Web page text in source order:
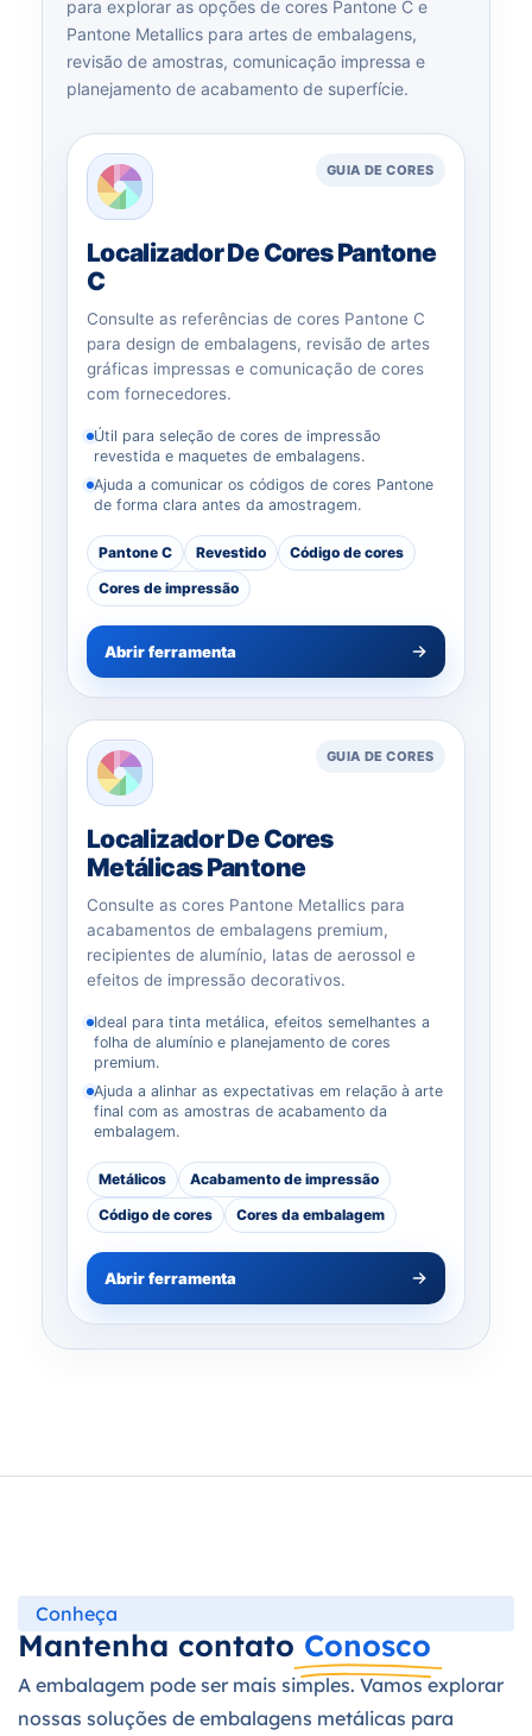
para explorar as opções de cores Pantone C e
Pantone Metallics para artes de embalagens,
revisão de amostras, comunicação impressa e
planejamento de acabamento de superfície.
GUIA DE CORES
Localizador De Cores Pantone
C
Consulte as referências de cores Pantone C
para design de embalagens, revisão de artes
gráficas impressas e comunicação de cores
com fornecedores.
Útil para seleção de cores de impressão
revestida e maquetes de embalagens.
Ajuda a comunicar os códigos de cores Pantone
de forma clara antes da amostragem.
Pantone C Revestido
Código de cores
Cores de impressão
Abrir ferramenta
GUIA DE CORES
Localizador De Cores
Metálicas Pantone
Consulte as cores Pantone Metallics para
acabamentos de embalagens premium,
recipientes de alumínio, latas de aerossol e
efeitos de impressão decorativos.
Ideal para tinta metálica, efeitos semelhantes a
folha de alumínio e planejamento de cores
premium.
Ajuda a alinhar as expectativas em relação à arte
final com as amostras de acabamento da
embalagem.
Metálicos
Acabamento de impressão
Código de cores
Cores da embalagem
Abrir ferramenta
Conheça
Mantenha contato Conosco
A embalagem pode ser mais simples. Vamos explorar
nossas soluções de embalagens metálicas para